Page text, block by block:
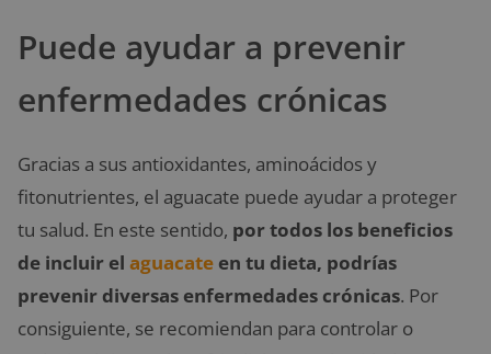
Puede ayudar a prevenir
enfermedades crónicas
Gracias a sus antioxidantes, aminoácidos y
fitonutrientes, el aguacate puede ayudar a proteger
tu salud. En este sentido, por todos los beneficios
de incluir el aguacate en tu dieta, podrías
prevenir diversas enfermedades crónicas. Por
consiguiente, se recomiendan para controlar o